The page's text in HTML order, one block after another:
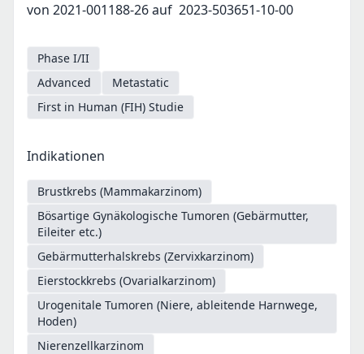
von 2021-001188-26 auf 2023-503651-10-00
Phase I/II
Advanced
Metastatic
First in Human (FIH) Studie
Indikationen
Brustkrebs (Mammakarzinom)
Bösartige Gynäkologische Tumoren (Gebärmutter,
Eileiter etc.)
Gebärmutterhalskrebs (Zervixkarzinom)
Eierstockkrebs (Ovarialkarzinom)
Urogenitale Tumoren (Niere, ableitende Harnwege,
Hoden)
Nierenzellkarzinom